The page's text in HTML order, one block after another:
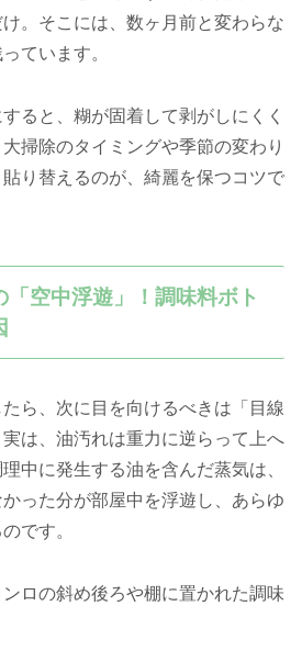
。そこには、数ヶ月前と変わらな
ています。
ると、糊が固着して剥がしにくく
掃除のタイミングや季節の変わり
り替えるのが、綺麗を保つコツで
「空中浮遊」！調味料ボト
ら、次に目を向けるべきは「目線
は、油汚れは重力に逆らって上へ
中に発生する油を含んだ蒸気は、
った分が部屋中を浮遊し、あらゆ
です。
ロの斜め後ろや棚に置かれた調味